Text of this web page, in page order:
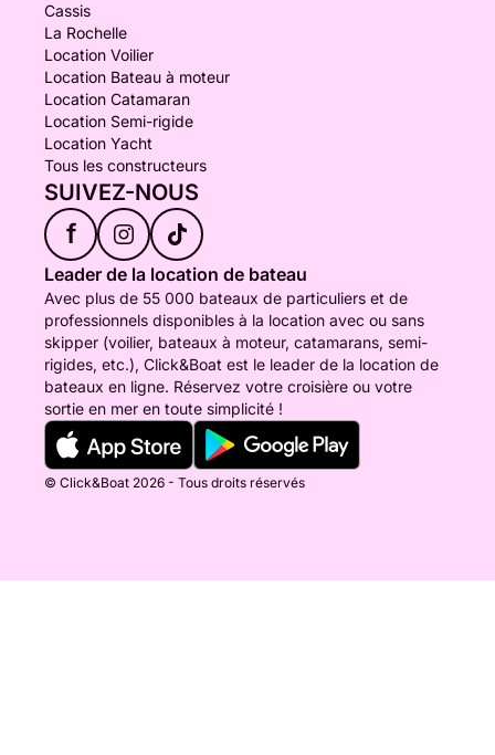
Cassis
La Rochelle
Location Voilier
Location Bateau à moteur
Location Catamaran
Location Semi-rigide
Location Yacht
Tous les constructeurs
SUIVEZ-NOUS
f
Leader de la location de bateau
Avec plus de 55 000 bateaux de particuliers et de
professionnels disponibles à la location avec ou sans
skipper (voilier, bateaux à moteur, catamarans, semi-
rigides, etc.), Click&Boat est le leader de la location de
bateaux en ligne. Réservez votre croisière ou votre
sortie en mer en toute simplicité !
© Click&Boat 2026 - Tous droits réservés